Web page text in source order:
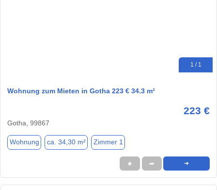
1 / 1
Wohnung zum Mieten in Gotha 223 € 34.3 m²
223 €
Gotha, 99867
Wohnung ca. 34,30 m² Zimmer 1
★ ➦ ➜